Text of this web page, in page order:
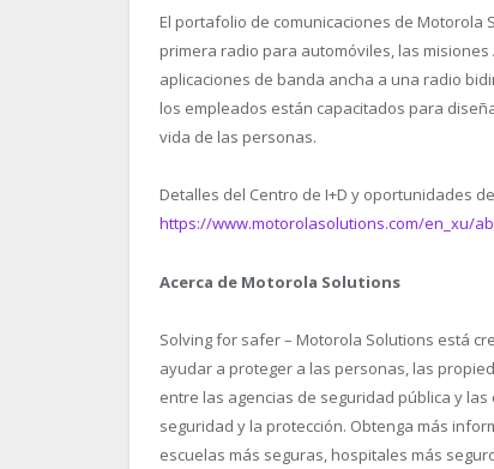
El portafolio de comunicaciones de
primera radio para automóviles, las misiones
aplicaciones de banda ancha a una radio
los empleados están capacitados para
vida de las personas.
Detalles del Centro de I+D y oportunidades
https://www.motorolasolutions.com/en_xu/
Acerca de Motorola Solutions
Solving for safer – Motorola Solutions está
ayudar a proteger a las personas, las
entre las agencias de seguridad pública y
seguridad y la protección. Obtenga más
escuelas más seguras, hospitales más